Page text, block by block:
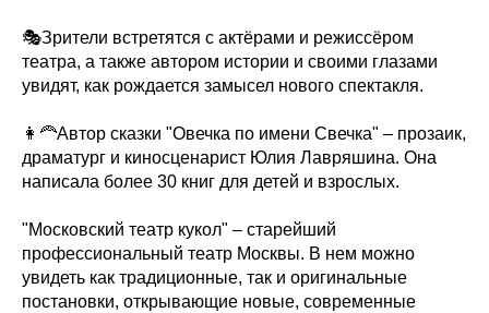
🎭Зрители встретятся с актёрами и режиссёром
театра, а также автором истории и своими глазами
увидят, как рождается замысел нового спектакля.
👩‍🦰Автор сказки "Овечка по имени Свечка" – прозаик,
драматург и киносценарист Юлия Лавряшина. Она
написала более 30 книг для детей и взрослых.
"Московский театр кукол" – старейший
профессиональный театр Москвы. В нем можно
увидеть как традиционные, так и оригинальные
постановки, открывающие новые, современные